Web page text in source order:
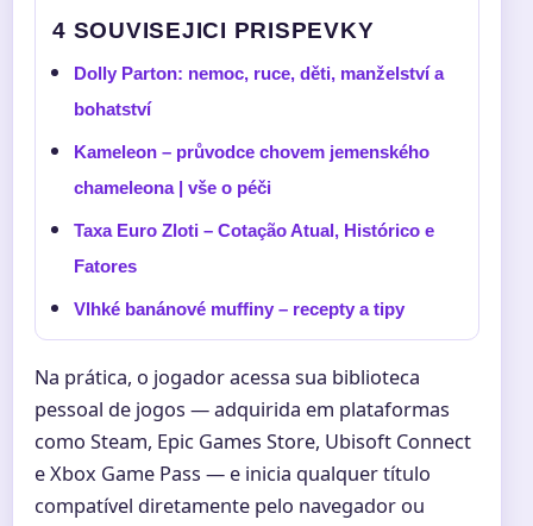
4 SOUVISEJICI PRISPEVKY
Dolly Parton: nemoc, ruce, děti, manželství a
bohatství
Kameleon – průvodce chovem jemenského
chameleona | vše o péči
Taxa Euro Zloti – Cotação Atual, Histórico e
Fatores
Vlhké banánové muffiny – recepty a tipy
Na prática, o jogador acessa sua biblioteca
pessoal de jogos — adquirida em plataformas
como Steam, Epic Games Store, Ubisoft Connect
e Xbox Game Pass — e inicia qualquer título
compatível diretamente pelo navegador ou